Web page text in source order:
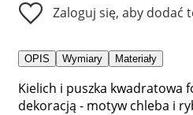
Zaloguj się, aby dodać
OPIS Wymiary Materiały
Kielich i puszka kwadratowa
dekoracją - motyw chleba i